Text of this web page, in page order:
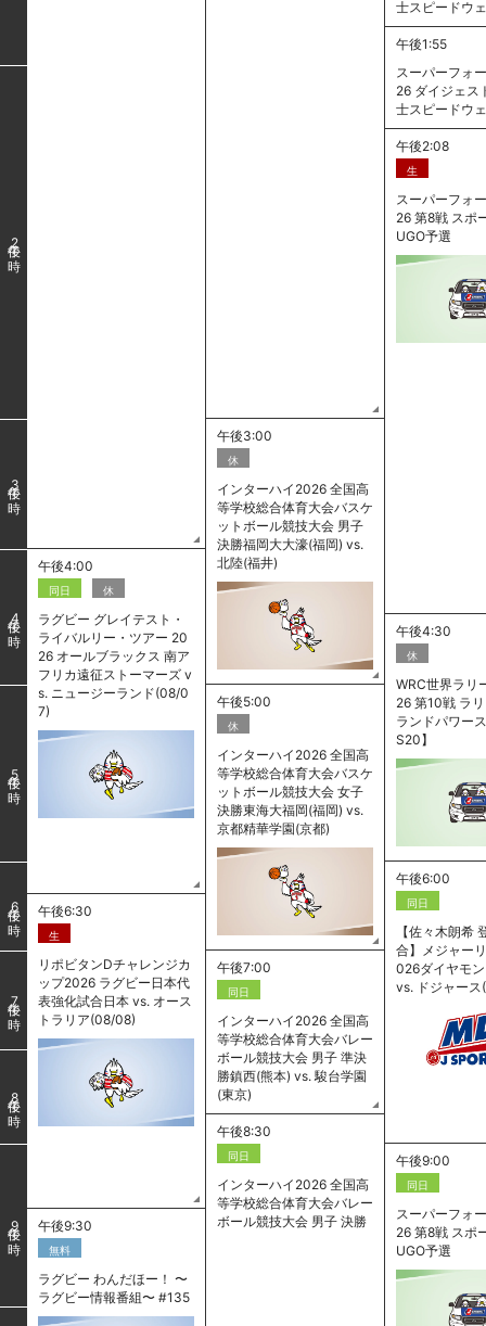
士スピードウ
午後1:55
スーパーフォ
26 ダイジェス
士スピードウ
2
午後2:08
生
スーパーフォ
26 第8戦 スポ
UGO予選
3
午後3:00
休
インターハイ2026 全国高
等学校総合体育大会バスケ
ットボール競技大会 男子
決勝福岡大大濠(福岡) vs.
北陸(福井)
4
午後4:00
同日 休
ラグビー グレイテスト・
ライバルリー・ツアー 20
26 オールブラックス 南ア
フリカ遠征ストーマーズ v
s. ニュージーランド(08/0
7)
午後4:30
休
WRC世界ラリ
26 第10戦 ラ
ランドパワー
S20】
5
午後5:00
休
インターハイ2026 全国高
等学校総合体育大会バスケ
ットボール競技大会 女子
決勝東海大福岡(福岡) vs.
京都精華学園(京都)
6
午後6:00
同日
【佐々木朗希
合】メジャー
026ダイヤモ
vs. ドジャー
午後6:30
生
リポビタンDチャレンジカ
ップ2026 ラグビー日本代
表強化試合日本 vs. オース
トラリア(08/08)
7
午後7:00
同日
インターハイ2026 全国高
等学校総合体育大会バレー
ボール競技大会 男子 準決
勝鎮西(熊本) vs. 駿台学園
(東京)
8
午後8:30
同日
インターハイ2026 全国高
等学校総合体育大会バレー
ボール競技大会 男子 決勝
9
午後9:00
同日
スーパーフォ
26 第8戦 スポ
UGO予選
午後9:30
無料
ラグビー わんだほー！ 〜
ラグビー情報番組〜 #135